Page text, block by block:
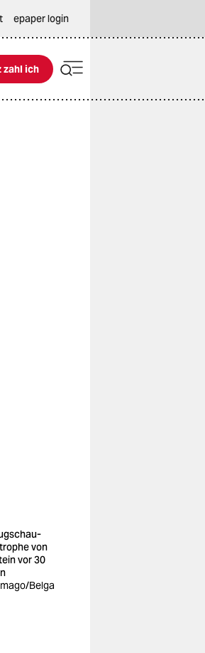
epaper login
ich
zahl ich
von
vor 30
Belga